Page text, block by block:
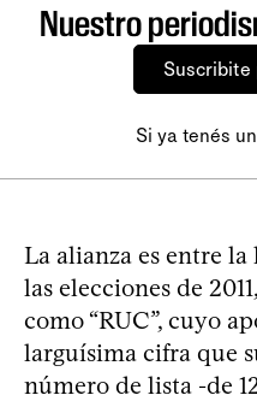
Nuestro
Suscribite
Si ya tenés
La alianza es entre
las elecciones de
como “RUC”, cuyo
larguísima cifra que
número de lista -de